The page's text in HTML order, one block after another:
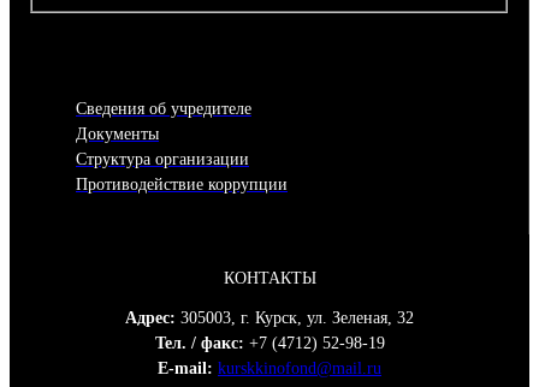
Сведения об учредителе
Документы
Структура организации
Противодействие коррупции
КОНТАКТЫ
Адрес: 305003, г. Курск, ул. Зеленая, 32
Тел. / факс: +7 (4712) 52-98-19
E-mail: kurskkinofond@mail.ru